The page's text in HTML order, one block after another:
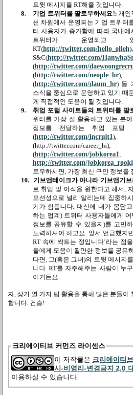
트윗 메시지를 RT해줄 것입니다.
8.
기업 트위터를 팔로우하세요 !: 개인
션 차원에서 운영되는 기업 트위터
터 사용자가 증가함에 따라 국내에
트위터가 운영되고 있
KT(http://twitter.com/hello_olleh
S&C(http://twitter.com/
(http://twitter.com/
(http://twitter.com/neople_hr
(http://twitter.com/daum_hr) 등
소식을 중심으로 운영하고 있기 때
게 직접적인 도움이 될 것입니다.
9.
취업 포털 사이트들의 트위터를 팔
위터를 가장 잘 활용하고 있는 분
정보를 전달하는 취업 포털
(http://twitter.com/incruit1
(http://twitter.com/
(http://twitter.com/jobkorea1
http://twitter.com/
로우하시면 가장 최신 구인 정보를
10.
기브앤테이크가 아니라 기브앤기
로 취업 및 이직을 원한다고 해서 ,
모션성으로 널리 알리는데 집중하
기가 힘듭니다 .대신에 내가 몸담
하는 업계) 트위터 사용자들에게
정보를 공유할 수 있을지)를 고민
노력하셔야 하고요
앞서 언급했지
RT 속에 싹트는 정입니다’라는 점
들에게 도움이 될만한 정보를 공유
다면
그(혹은 그녀)의 트윗 메시지를
니다. RT를 자주해주는 사람이 누
이거든요
자 상기 열 가지 팁 활용을 통해 많은 분들이
합니다 건승!
크리에이티브 커먼즈 라이센스
이 저작물은 크리에이티
시-비영리-변경금지 2.0
이용하실 수 있습니다.